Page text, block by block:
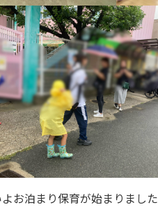
お泊まり保育が始まりました